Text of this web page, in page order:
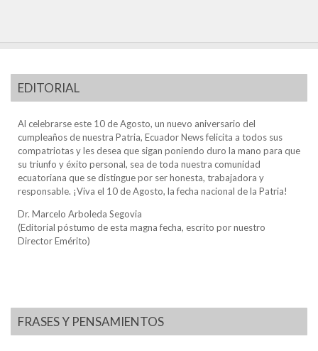
EDITORIAL
Al celebrarse este 10 de Agosto, un nuevo aniversario del
cumpleaños de nuestra Patria, Ecuador News felicita a todos sus
compatriotas y les desea que sigan poniendo duro la mano para que
su triunfo y éxito personal, sea de toda nuestra comunidad
ecuatoriana que se distingue por ser honesta, trabajadora y
responsable. ¡Viva el 10 de Agosto, la fecha nacional de la Patria!
Dr. Marcelo Arboleda Segovia
(Editorial póstumo de esta magna fecha, escrito por nuestro
Director Emérito)
FRASES Y PENSAMIENTOS